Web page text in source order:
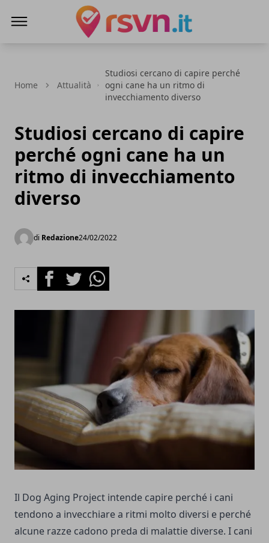
Home Attualità
Studiosi cercano di capire perché
ogni cane ha un ritmo di
invecchiamento diverso
Studiosi cercano di capire
perché ogni cane ha un
ritmo di invecchiamento
diverso
di Redazione24/02/2022
FacebookTwitterWhatsapp
Il Dog Aging Project intende capire perché i cani
tendono a invecchiare a ritmi molto diversi e perché
alcune razze cadono preda di malattie diverse. I cani